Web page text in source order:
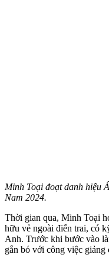
Minh Toại đoạt danh hiệu
Nam 2024.
Thời gian qua, Minh Toại
hữu vẻ ngoài điển trai, có
Anh. Trước khi bước vào
gắn bó với công việc giảng